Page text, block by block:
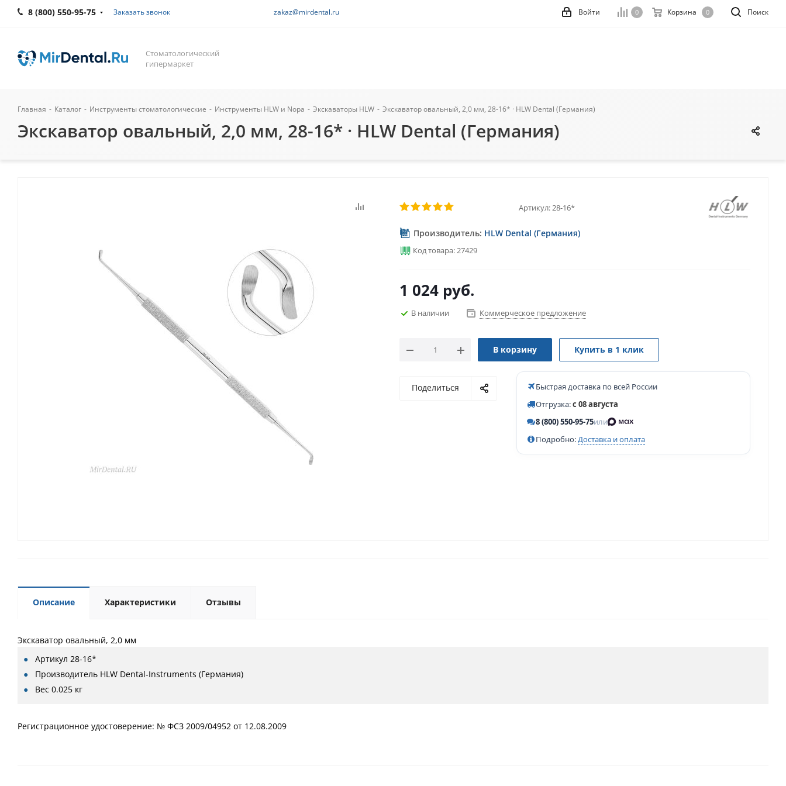
8 (800) 550-95-75 Заказать звонок zakaz@mirdental.ru Поиск
0 Корзина 0
Войти
Стоматологический
гипермаркет
Главная - Каталог - Инструменты стоматологические - Инструменты HLW и Nopa - Экскаваторы HLW - Экскаватор овальный, 2,0 мм, 28-16* · HLW Dental (Германия)
Экскаватор овальный, 2,0 мм, 28-16* · HLW Dental (Германия)
Артикул:28-16*
Производитель: HLW Dental (Германия)
Код товара: 27429
1 024 руб.
В наличии Коммерческое предложение
В корзину Купить в 1 клик
Поделиться
Быстрая доставка по всей России
Отгрузка:с 08 августа
8 (800) 550-95-75или
Подробно:Доставка и оплата
Описание Характеристики Отзывы
Экскаватор овальный, 2,0 мм
Артикул 28-16*
Производитель HLW Dental-Instruments (Германия)
Вес 0.025 кг
Регистрационное удостоверение: № ФСЗ 2009/04952 от 12.08.2009